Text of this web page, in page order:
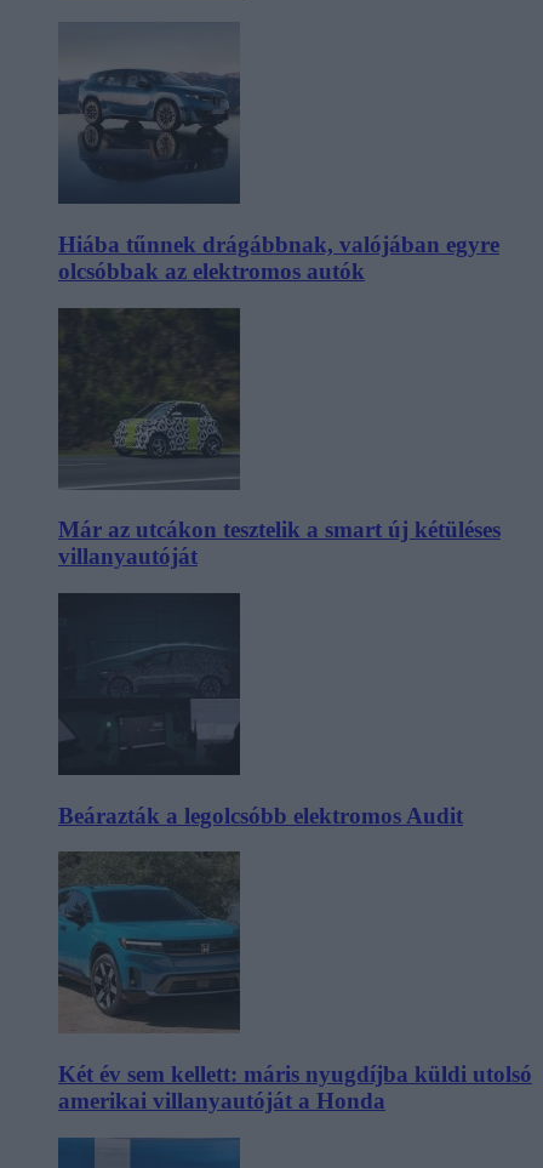
Hiába tűnnek drágábbnak, valójában egyre
olcsóbbak az elektromos autók
Már az utcákon tesztelik a smart új kétüléses
villanyautóját
Beárazták a legolcsóbb elektromos Audit
Két év sem kellett: máris nyugdíjba küldi utolsó
amerikai villanyautóját a Honda